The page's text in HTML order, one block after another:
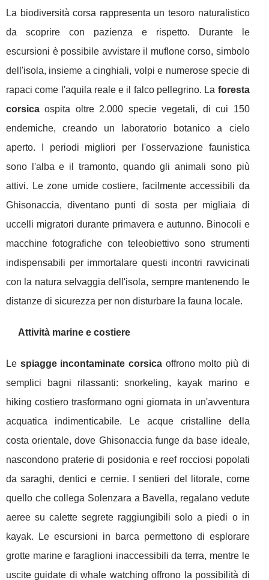
La biodiversità corsa rappresenta un tesoro naturalistico
da scoprire con pazienza e rispetto. Durante le
escursioni è possibile avvistare il muflone corso, simbolo
dell'isola, insieme a cinghiali, volpi e numerose specie di
rapaci come l'aquila reale e il falco pellegrino. La foresta
corsica ospita oltre 2.000 specie vegetali, di cui 150
endemiche, creando un laboratorio botanico a cielo
aperto. I periodi migliori per l'osservazione faunistica
sono l'alba e il tramonto, quando gli animali sono più
attivi. Le zone umide costiere, facilmente accessibili da
Ghisonaccia, diventano punti di sosta per migliaia di
uccelli migratori durante primavera e autunno. Binocoli e
macchine fotografiche con teleobiettivo sono strumenti
indispensabili per immortalare questi incontri ravvicinati
con la natura selvaggia dell'isola, sempre mantenendo le
distanze di sicurezza per non disturbare la fauna locale.
Attività marine e costiere
Le spiagge incontaminate corsicaoffrono molto più di
semplici bagni rilassanti: snorkeling, kayak marino e
hiking costiero trasformano ogni giornata in un'avventura
acquatica indimenticabile. Le acque cristalline della
costa orientale, dove Ghisonaccia funge da base ideale,
nascondono praterie di posidonia e reef rocciosi popolati
da saraghi, dentici e cernie. I sentieri del litorale, come
quello che collega Solenzara a Bavella, regalano vedute
aeree su calette segrete raggiungibili solo a piedi o in
kayak. Le escursioni in barca permettono di esplorare
grotte marine e faraglioni inaccessibili da terra, mentre le
uscite guidate di whale watching offrono la possibilità di